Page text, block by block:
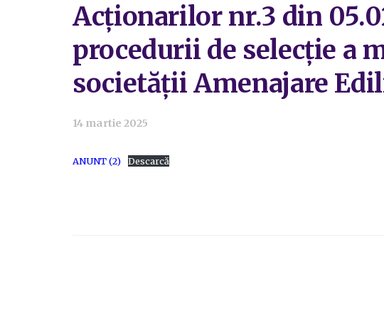
Acționarilor nr.3 din
procedurii de selecție a
societății Amenajare
14 martie 2025
ANUNT (2) Descarcă